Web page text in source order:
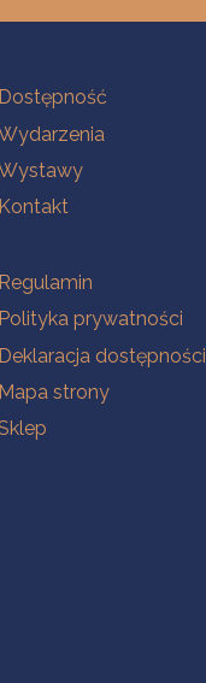
Na skróty
Dostępność
Kontakt
Na skróty
Regulamin
Polityka prywatności
Deklaracja dostępności
Mapa strony